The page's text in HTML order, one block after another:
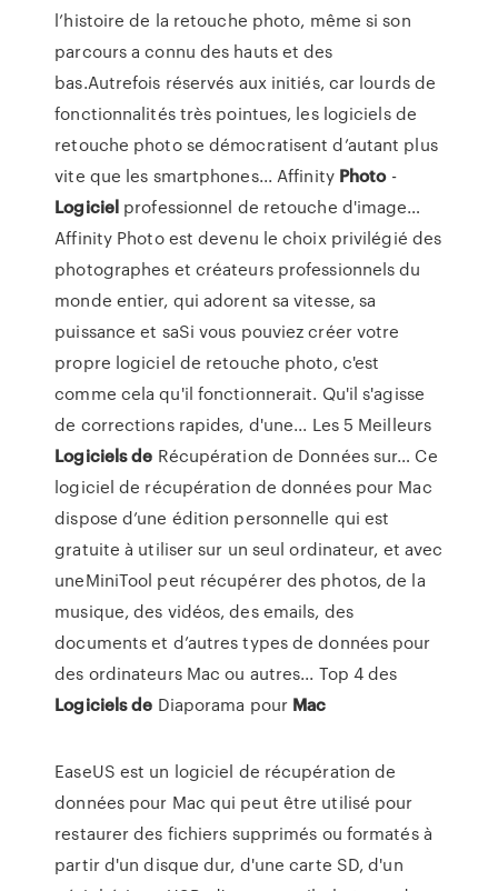
l’histoire de la retouche photo, même si son
parcours a connu des hauts et des
bas.Autrefois réservés aux initiés, car lourds de
fonctionnalités très pointues, les logiciels de
retouche photo se démocratisent d’autant plus
vite que les smartphones... Affinity Photo-
Logiciel professionnel de retouche d'image…
Affinity Photo est devenu le choix privilégié des
photographes et créateurs professionnels du
monde entier, qui adorent sa vitesse, sa
puissance et saSi vous pouviez créer votre
propre logiciel de retouche photo, c'est
comme cela qu'il fonctionnerait. Qu'il s'agisse
de corrections rapides, d'une... Les 5 Meilleurs
Logicielsde Récupération de Données sur… Ce
logiciel de récupération de données pour Mac
dispose d’une édition personnelle qui est
gratuite à utiliser sur un seul ordinateur, et avec
uneMiniTool peut récupérer des photos, de la
musique, des vidéos, des emails, des
documents et d’autres types de données pour
des ordinateurs Mac ou autres... Top 4 des
Logicielsde Diaporama pour Mac
EaseUS est un logiciel de récupération de
données pour Mac qui peut être utilisé pour
restaurer des fichiers supprimés ou formatés à
partir d'un disque dur, d'une carte SD, d'un